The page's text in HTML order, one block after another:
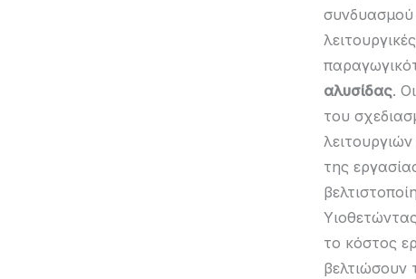
συνδυασμού
αλυσίδας.
του
της
το κόστος
βελτιώσουν